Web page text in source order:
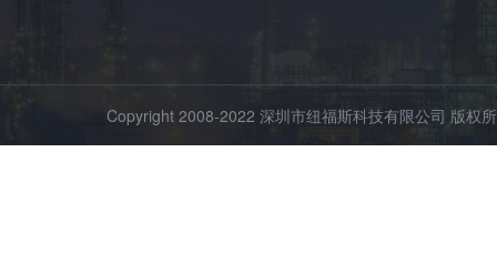
Copyright 2008-2022 深圳市纽福斯科技有限公司 版